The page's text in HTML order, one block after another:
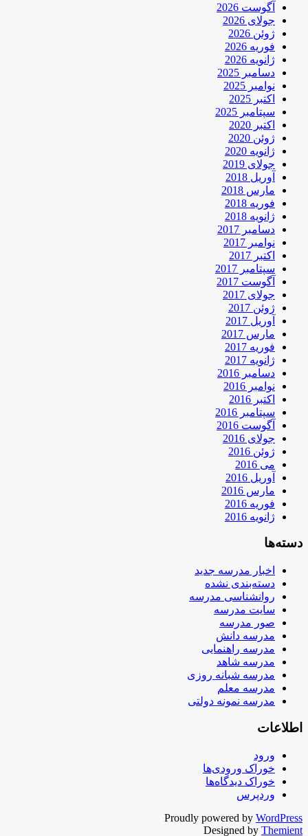
آگوست 2026
جولای 2026
ژوئن 2026
فوریه 2026
ژانویه 2026
دسامبر 2025
نوامبر 2025
اکتبر 2025
سپتامبر 2025
اکتبر 2020
ژوئن 2020
ژانویه 2020
جولای 2019
آوریل 2018
مارس 2018
فوریه 2018
ژانویه 2018
دسامبر 2017
نوامبر 2017
اکتبر 2017
سپتامبر 2017
آگوست 2017
جولای 2017
ژوئن 2017
آوریل 2017
مارس 2017
فوریه 2017
ژانویه 2017
دسامبر 2016
نوامبر 2016
اکتبر 2016
سپتامبر 2016
آگوست 2016
جولای 2016
ژوئن 2016
می 2016
آوریل 2016
مارس 2016
فوریه 2016
ژانویه 2016
دسته‌ها
اخبار مدرسه جدید
دسته‌بندی نشده
روانشناسی مدرسه
سایت مدرسه
صور مدرسه
مدرسه دانش
مدرسه راهنمایی
مدرسه شاهد
مدرسه شبانه روزی
مدرسه معلم
مدرسه نمونه دولتی
اطلاعات
ورود
خوراک ورودی‌ها
خوراک دیدگاه‌ها
وردپرس
Proudly powered by WordPress
Designed by Themient